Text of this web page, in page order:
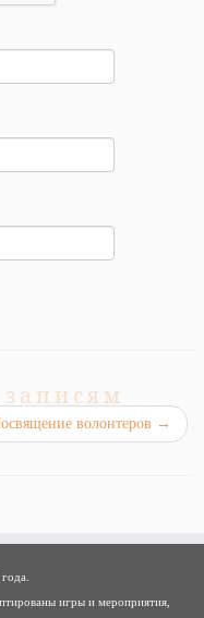
волонтеров →
игры и мероприятия,